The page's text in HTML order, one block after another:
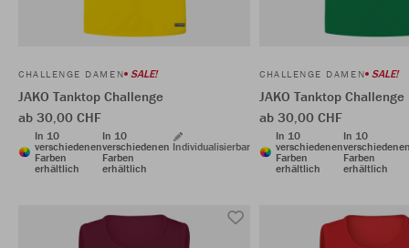
CHALLENGE DAMEN SALE!
JAKO Tanktop Challenge
ab 30,00 CHF
In 10
verschiedenen
Farben
erhältlich
In 10
verschiedenen
Farben
erhältlich
Individualisierbar
CHALLENGE DAMEN SALE!
JAKO Tanktop Challenge
ab 30,00 CHF
In 10
verschiedenen
Farben
erhältlich
In 10
Farben
erhältlich